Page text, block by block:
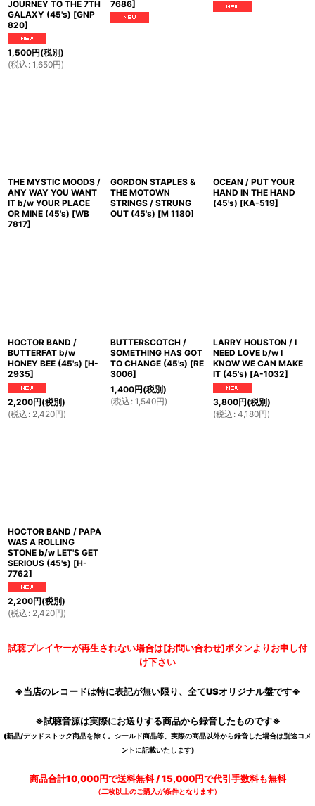
JOURNEY TO THE 7TH
GALAXY (45's) [GNP
820]
1,500円(税別)
(税込 : 1,650円)
7686]
THE MYSTIC MOODS /
ANY WAY YOU WANT
IT b/w YOUR PLACE
OR MINE (45's) [WB
7817]
GORDON STAPLES &
THE MOTOWN
STRINGS / STRUNG
OUT (45's) [M 1180]
OCEAN / PUT YOUR
HAND IN THE HAND
(45's) [KA-519]
HOCTOR BAND /
BUTTERFAT b/w
HONEY BEE (45's) [H-
2935]
2,200円(税別)
(税込 : 2,420円)
BUTTERSCOTCH /
SOMETHING HAS GOT
TO CHANGE (45's) [RE
3006]
1,400円(税別)
(税込 : 1,540円)
LARRY HOUSTON / I
NEED LOVE b/w I
KNOW WE CAN MAKE
IT (45's) [A-1032]
3,800円(税別)
(税込 : 4,180円)
HOCTOR BAND / PAPA
WAS A ROLLING
STONE b/w LET'S GET
SERIOUS (45's) [H-
7762]
2,200円(税別)
(税込 : 2,420円)
試聴プレイヤーが再生されない場合は[お問い合わせ]ボタンよりお申し付
け下さい
※当店のレコードは特に表記が無い限り、全てUSオリジナル盤です※
※試聴音源は実際にお送りする商品から録音したものです※
(新品/デッドストック商品を除く。シールド商品等、実際の商品以外から録音した場合は別途コメ
ントに記載いたします)
商品合計10,000円で送料無料 / 15,000円で代引手数料も無料
（二枚以上のご購入が条件となります）